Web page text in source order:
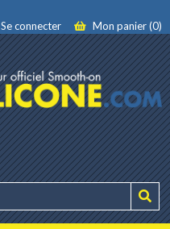
Se connecter Mon panier (0)